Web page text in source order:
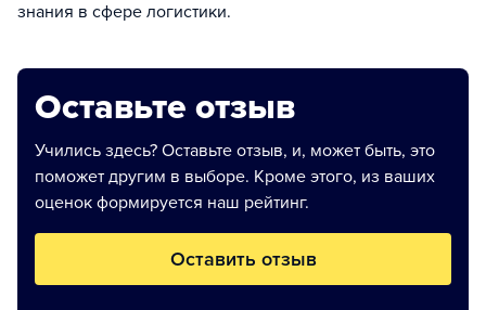
знания в сфере логистики.
Оставьте отзыв
Учились здесь? Оставьте отзыв, и, может быть, это
поможет другим в выборе. Кроме этого, из ваших
оценок формируется наш рейтинг.
Оставить отзыв